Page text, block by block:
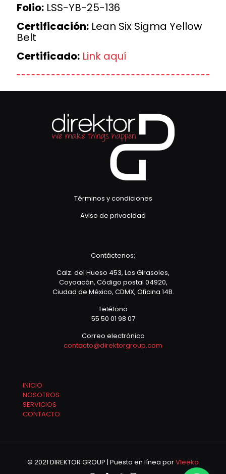
Folio: LSS-YB-25-136
Certificación: Lean Six Sigma Yellow
Belt
Certificado: Link aquí
Términos y condiciones
Aviso de privacidad
Contáctenos:
Calz. del Hueso 453, Los Girasoles,
Coyoacán, Código postal 04920,
Ciudad de México, CDMX, Oficina 14B.
Teléfono
55 50 01 98 07
Correo electrónico
contacto@direktorgroup.com
INICIO
NOSOTROS
SERVICIOS
CONTACTO
© 2021 DIREKTOR GROUP | Puesto en línea porVleeko